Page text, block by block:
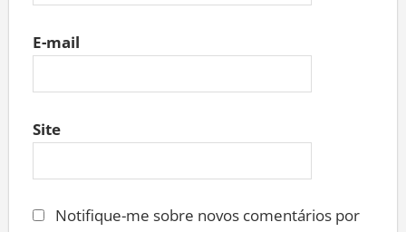
E-mail
Site
Notifique-me sobre novos comentários por